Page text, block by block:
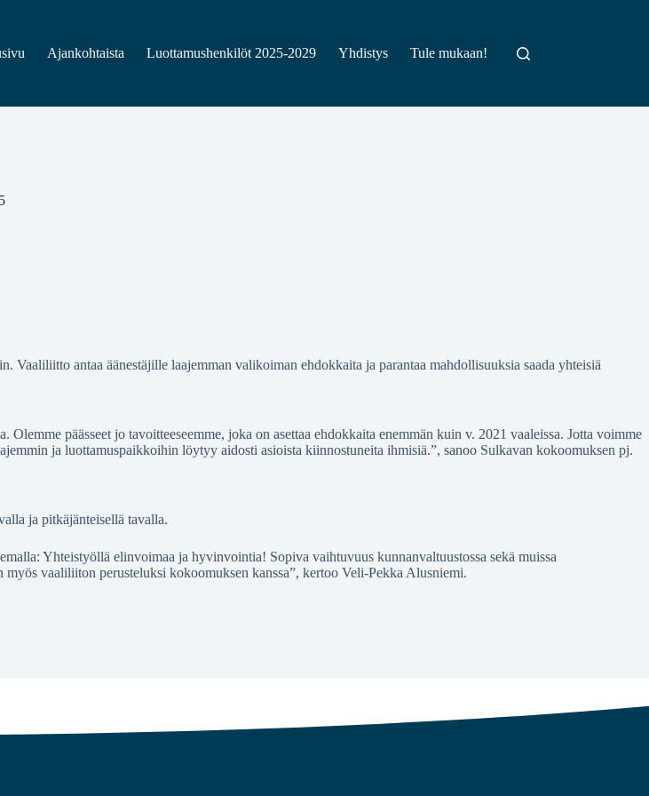
Ajankohtaista Luottamushenkilöt 2025-2029 Yhdistys Tule mukaan!
antaa äänestäjille laajemman valikoiman ehdokkaita ja parantaa mahdollisuuksia saada yhteisiä
päässeet jo tavoitteeseemme, joka on asettaa ehdokkaita enemmän kuin v. 2021 vaaleissa. Jotta voimme
ja luottamuspaikkoihin löytyy aidosti asioista kiinnostuneita ihmisiä.”, sanoo Sulkavan kokoomuksen pj.
ja pitkäjänteisellä tavalla.
Yhteistyöllä elinvoimaa ja hyvinvointia! Sopiva vaihtuvuus kunnanvaltuustossa sekä muissa
vaaliliiton perusteluksi kokoomuksen kanssa”, kertoo Veli-Pekka Alusniemi.